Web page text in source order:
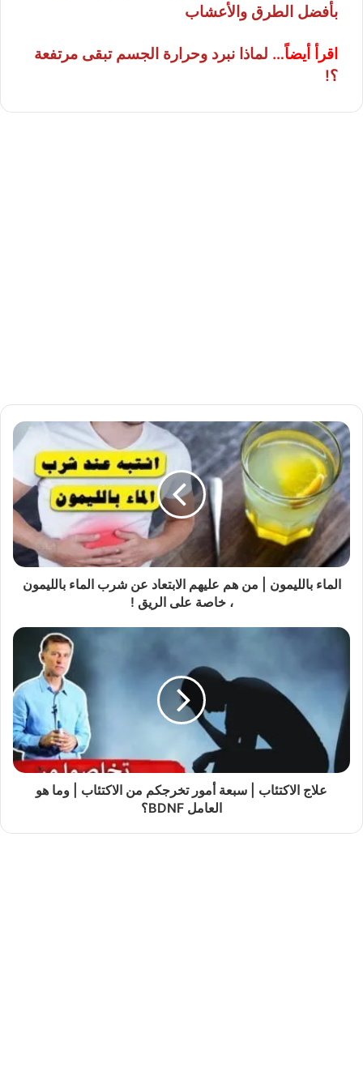
بأفضل الطرق والأعشاب
اقرأ أيضاً… لماذا نبرد وحرارة الجسم تبقى مرتفعة
؟!
الماء بالليمون | من هم عليهم الابتعاد عن شرب الماء بالليمون
، خاصة على الريق !
علاج الاكتئاب | سبعة أمور تخرجكم من الاكتئاب | وما هو
العامل BDNF؟